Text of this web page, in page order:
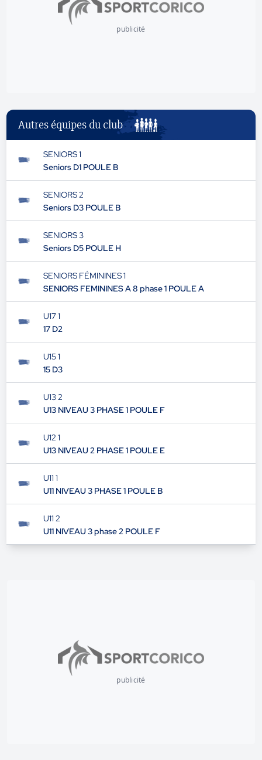
publicité
Autres équipes du club
SENIORS 1
Seniors D1 POULE B
SENIORS 2
Seniors D3 POULE B
SENIORS 3
Seniors D5 POULE H
SENIORS FÉMININES 1
SENIORS FEMININES A 8 phase 1 POULE A
U17 1
17 D2
U15 1
15 D3
U13 2
U13 NIVEAU 3 PHASE 1 POULE F
U12 1
U13 NIVEAU 2 PHASE 1 POULE E
U11 1
U11 NIVEAU 3 PHASE 1 POULE B
U11 2
U11 NIVEAU 3 phase 2 POULE F
publicité